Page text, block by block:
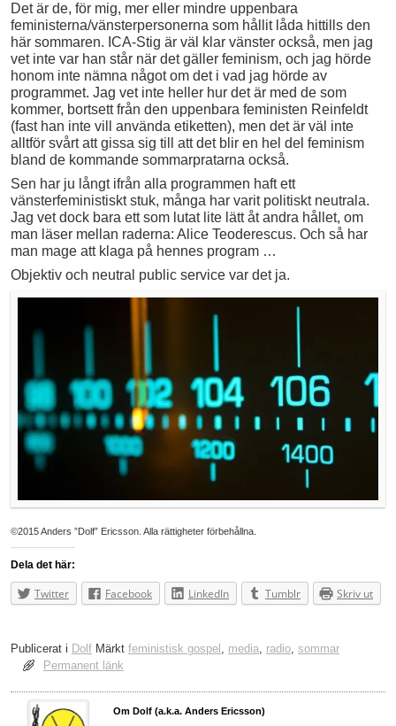
Det är de, för mig, mer eller mindre uppenbara
feministerna/vänsterpersonerna som hållit låda hittills den
här sommaren. ICA-Stig är väl klar vänster också, men jag
vet inte var han står när det gäller feminism, och jag hörde
honom inte nämna något om det i vad jag hörde av
programmet. Jag vet inte heller hur det är med de som
kommer, bortsett från den uppenbara feministen Reinfeldt
(fast han inte vill använda etiketten), men det är väl inte
alltför svårt att gissa sig till att det blir en hel del feminism
bland de kommande sommarpratarna också.
Sen har ju långt ifrån alla programmen haft ett
vänsterfeministiskt stuk, många har varit politiskt neutrala.
Jag vet dock bara ett som lutat lite lätt åt andra hållet, om
man läser mellan raderna: Alice Teoderescus. Och så har
man mage att klaga på hennes program …
Objektiv och neutral public service var det ja.
©2015 Anders ”Dolf” Ericsson. Alla rättigheter förbehållna.
Dela det här:
Twitter Facebook LinkedIn Tumblr Skriv ut
Publicerat i Dolf Märkt feministisk gospel media radio sommar
Permanent länk
Om Dolf (a.k.a. Anders Ericsson)